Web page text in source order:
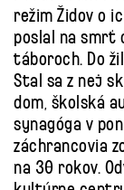
režim Židov o
poslal na smrť
táboroch. Do
Stal sa z nej
dom, školská
synagóga v
záchrancovia
na 30 rokov.